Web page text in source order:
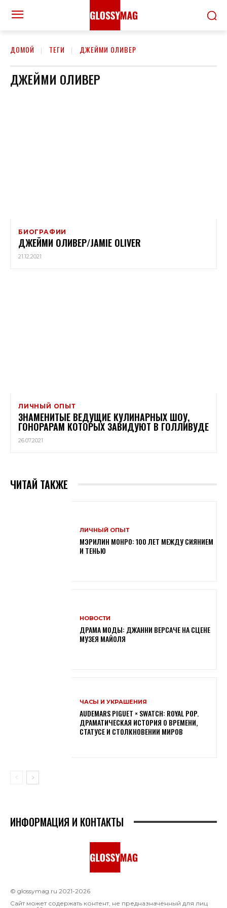
ДОМОЙ ТЕГИ ДЖЕЙМИ ОЛИВЕР
ДЖЕЙМИ ОЛИВЕР
БИОГРАФИИ
ДЖЕЙМИ ОЛИВЕР/JAMIE OLIVER
21.12.2021
ЛИЧНЫЙ ОПЫТ
ЗНАМЕНИТЫЕ ВЕДУЩИЕ КУЛИНАРНЫХ ШОУ,
ГОНОРАРАМ КОТОРЫХ ЗАВИДУЮТ В ГОЛЛИВУДЕ
26.07.2021
ЧИТАЙ ТАКЖЕ
ЛИЧНЫЙ ОПЫТ
МЭРИЛИН МОНРО: 100 ЛЕТ МЕЖДУ СИЯНИЕМ
И ТЕНЬЮ
НОВОСТИ
ДРАМА МОДЫ: ДЖАННИ ВЕРСАЧЕ НА СЦЕНЕ
МУЗЕЯ МАЙОЛЯ
ЧАСЫ И УКРАШЕНИЯ
AUDEMARS PIGUET × SWATCH: ROYAL POP.
ДРАМАТИЧЕСКАЯ ИСТОРИЯ О ВРЕМЕНИ,
СТАТУСЕ И СТОЛКНОВЕНИИ МИРОВ
ИНФОРМАЦИЯ И КОНТАКТЫ
© glossymag.ru 2021-2026
Сайт может содержать контент, не предназначенный для лиц